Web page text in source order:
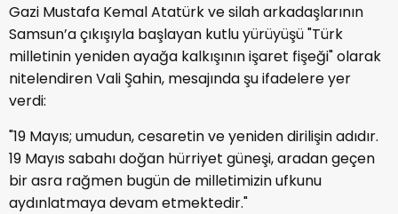
Gazi Mustafa Kemal Atatürk ve silah arkadaşlarının
Samsun’a çıkışıyla başlayan kutlu yürüyüşü "Türk
milletinin yeniden ayağa kalkışının işaret fişeği" olarak
nitelendiren Vali Şahin, mesajında şu ifadelere yer
verdi:
"19 Mayıs; umudun, cesaretin ve yeniden dirilişin adıdır.
19 Mayıs sabahı doğan hürriyet güneşi, aradan geçen
bir asra rağmen bugün de milletimizin ufkunu
aydınlatmaya devam etmektedir."